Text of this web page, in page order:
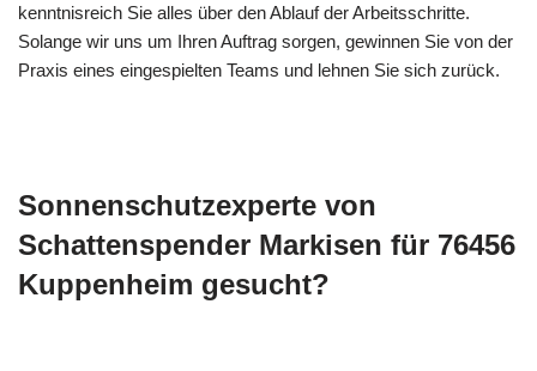
kenntnisreich Sie alles über den Ablauf der Arbeitsschritte.
Solange wir uns um Ihren Auftrag sorgen, gewinnen Sie von der
Praxis eines eingespielten Teams und lehnen Sie sich zurück.
Sonnenschutzexperte von
Schattenspender Markisen für 76456
Kuppenheim gesucht?